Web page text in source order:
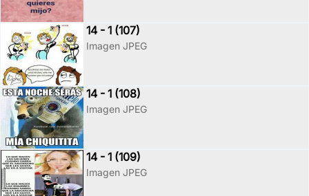
14 - 1 (107)
Imagen JPEG
14 - 1 (108)
Imagen JPEG
14 - 1 (109)
Imagen JPEG